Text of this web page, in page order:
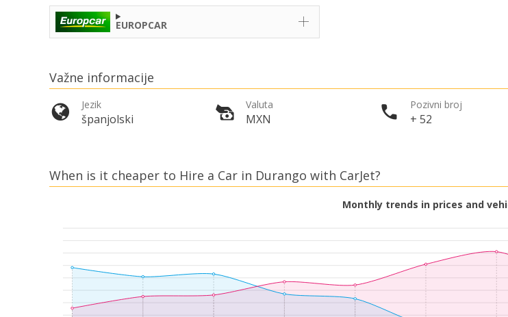
EUROPCAR
Važne informacije
Jezik
španjolski
Valuta
MXN
Pozivni broj
+ 52
When is it cheaper to Hire a Car in Durango with CarJet?
Monthly trends in prices and